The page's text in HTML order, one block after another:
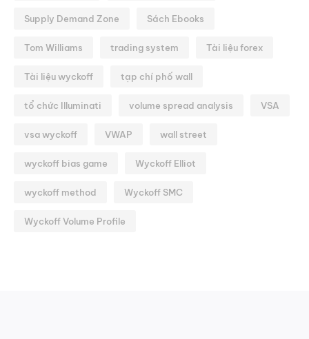
Supply Demand Zone Sách Ebooks
Tom Williams trading system Tài liệu forex
Tài liệu wyckoff tạp chí phố wall
tổ chức Illuminati volume spread analysis VSA
vsa wyckoff VWAP wall street
wyckoff bias game Wyckoff Elliot
wyckoff method Wyckoff SMC
Wyckoff Volume Profile